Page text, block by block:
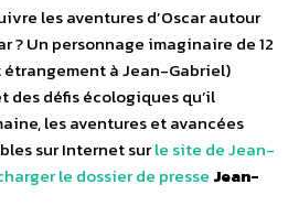
les aventures d’Oscar autour
? Un personnage imaginaire de 12
étrangement à Jean-Gabriel)
des défis écologiques qu’il
les aventures et avancées
sur Internet surle site de Jean-
le dossier de presse Jean-